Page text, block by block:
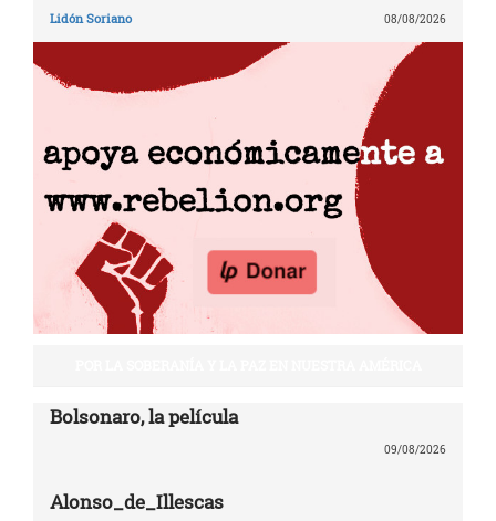
Lidón Soriano 08/08/2026
Bolsonaro, la película
09/08/2026
Alonso_de_Illescas